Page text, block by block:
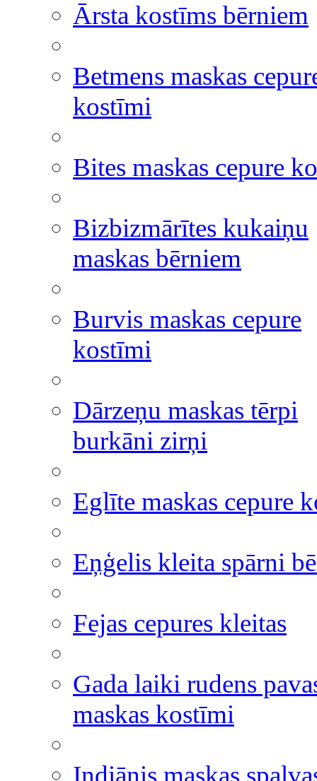
Ārsta kostīms bērniem
Betmens maskas
kostīmi
Bites maskas cepure
Bizbizmārītes kukaiņu
maskas bērniem
Burvis maskas cepure
kostīmi
Dārzeņu maskas tērpi
burkāni zirņi
Eglīte maskas cepure
Eņģelis kleita spārni
Fejas cepures kleitas
Gada laiki rudens
maskas kostīmi
Indiānis maskas